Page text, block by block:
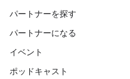
パートナーを探す
パートナーになる
イベント
ポッドキャスト